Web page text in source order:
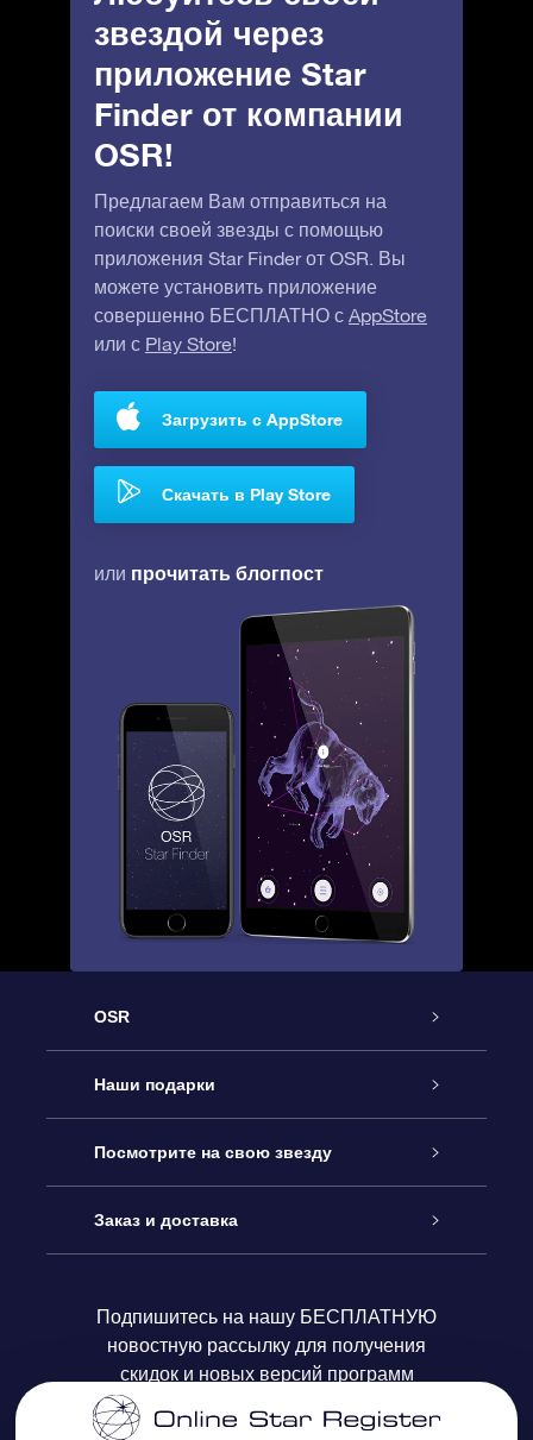
звездой через
приложение Star
Finder от компании
OSR!
Предлагаем Вам отправиться на
поиски своей звезды с помощью
приложения Star Finder от OSR. Вы
можете установить приложение
совершенно БЕСПЛАТНО с AppStore
или с Play Store!
Загрузить с AppStore
Скачать в Play Store
или прочитать блогпост
OSR
Обслуживание
Как с нами связаться
Блог
Отзывы
Наши подарки
Онлайн подарок Online Star Gift
Подарочный набор OSR
Подарочная карта OSR
Корпоративные подарки
Посмотрите на свою звезду
Звездный реестр
Персонализированная страница Star Page
One Million Stars
Заказ и доставка
Платежная информация
Информация по доставке
Подпишитесь на нашу БЕСПЛАТНУЮ
новостную рассылку для получения
скидок и новых версий программ